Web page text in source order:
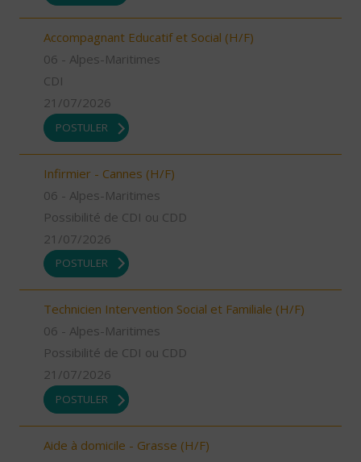
Accompagnant Educatif et Social (H/F)
06 - Alpes-Maritimes
CDI
21/07/2026
POSTULER
Infirmier - Cannes (H/F)
06 - Alpes-Maritimes
Possibilité de CDI ou CDD
21/07/2026
POSTULER
Technicien Intervention Social et Familiale (H/F)
06 - Alpes-Maritimes
Possibilité de CDI ou CDD
21/07/2026
POSTULER
Aide à domicile - Grasse (H/F)